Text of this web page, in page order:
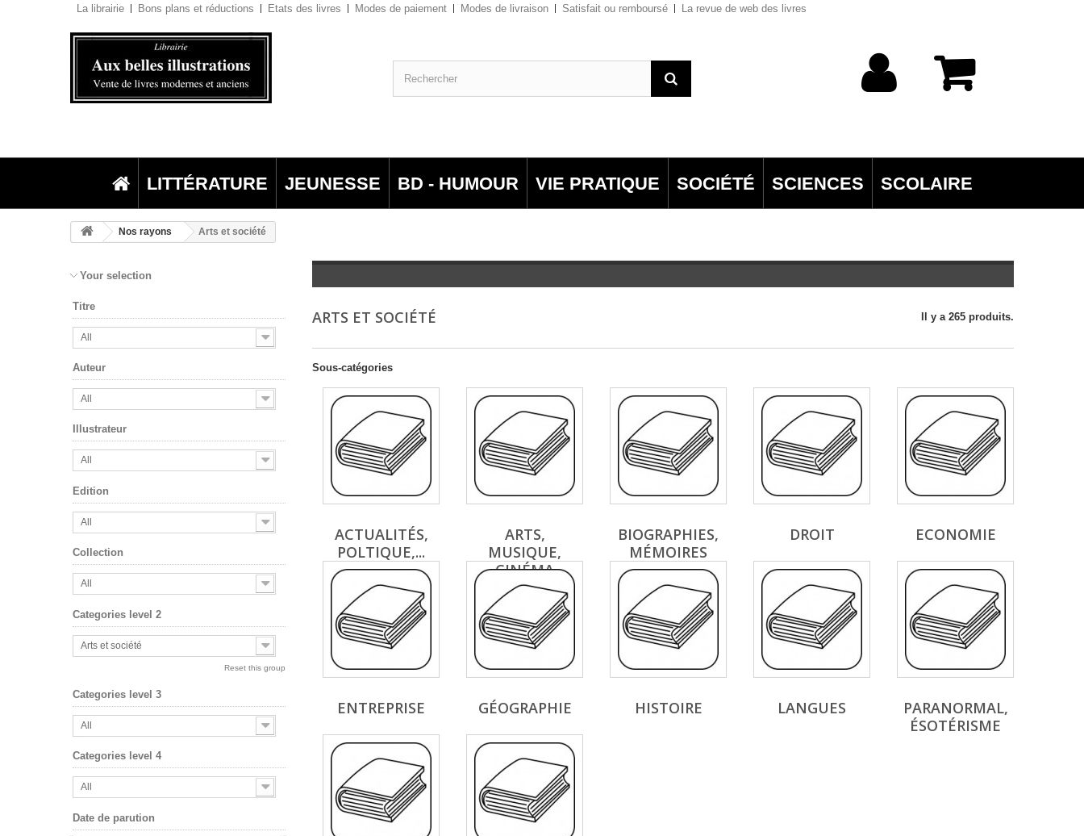
La librairie Bons plans et réductions Etats des livres Modes de paiement Modes de livraison Satisfait ou remboursé La revue de web des livres
LITTÉRATURE JEUNESSE BD - HUMOUR VIE PRATIQUE SOCIÉTÉ SCIENCES SCOLAIRE
Nos rayons Arts et société
Your selection
Titre
All
Auteur
All
Illustrateur
All
Edition
All
Collection
All
Categories level 2
Arts et société
Reset this group
Categories level 3
All
Categories level 4
All
Date de parution
ARTS ET SOCIÉTÉ Il y a 265 produits.
Sous-catégories
ACTUALITÉS,
POLTIQUE,...
ARTS,
MUSIQUE,
CINÉMA
BIOGRAPHIES,
MÉMOIRES
DROIT ECONOMIE
ENTREPRISE GÉOGRAPHIE HISTOIRE LANGUES
PARANORMAL,
ÉSOTÉRISME